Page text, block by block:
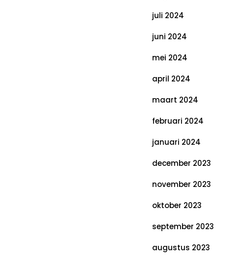
juli 2024
juni 2024
mei 2024
april 2024
maart 2024
februari 2024
januari 2024
december 2023
november 2023
oktober 2023
september 2023
augustus 2023